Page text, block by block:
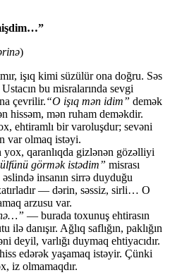
)
işıq kimi süzülür ona doğru. Səs
bu misralarında sevgi
çevrilir.“O işıq mən idim” demək
hissəm, mən ruham deməkdir.
ehtiramlı bir varoluşdur; sevəni
var olmaq istəyi.
yox, qaranlıqda gizlənən gözəlliyi
görmək istədim” misrası
insanın sirrə duyduğu
— dərin, səssiz, sirli… O
arzusu var.
— burada toxunuş ehtirasın
danışır. Ağlıq saflığın, paklığın
deyil, varlığı duymaq ehtiyacıdır.
edərək yaşamaq istəyir. Çünki
iz olmamaqdır.